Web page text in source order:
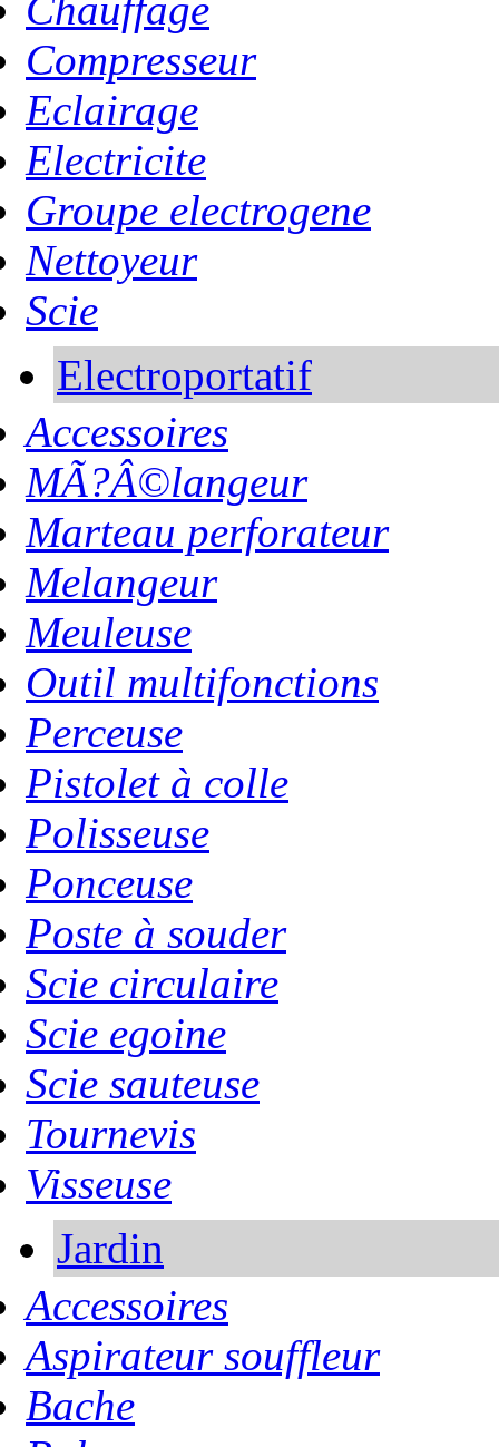
Compresseur
Eclairage
Electricite
Groupe electrogene
Nettoyeur
Scie
Electroportatif
Accessoires
MÃ?Â©langeur
Marteau perforateur
Melangeur
Meuleuse
Outil multifonctions
Perceuse
Pistolet à colle
Polisseuse
Ponceuse
Poste à souder
Scie circulaire
Scie egoine
Scie sauteuse
Tournevis
Visseuse
Jardin
Accessoires
Aspirateur souffleur
Bache